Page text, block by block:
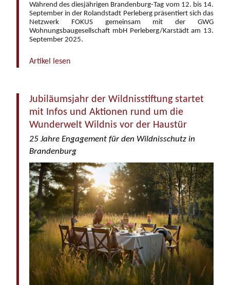
Während des diesjährigen Brandenburg-Tag vom 12. bis 14.
September in der Rolandstadt Perleberg präsentiert sich das
Netzwerk FOKUS gemeinsam mit der GWG
Wohnungsbaugesellschaft mbH Perleberg/Karstädt am 13.
September 2025.
Artikel lesen
Jubiläumsjahr der Wildnisstiftung startet
mit Infos und Aktionen rund um die
Wunderwelt Wildnis vor der Haustür
25 Jahre Engagement für den Wildnisschutz in
Brandenburg